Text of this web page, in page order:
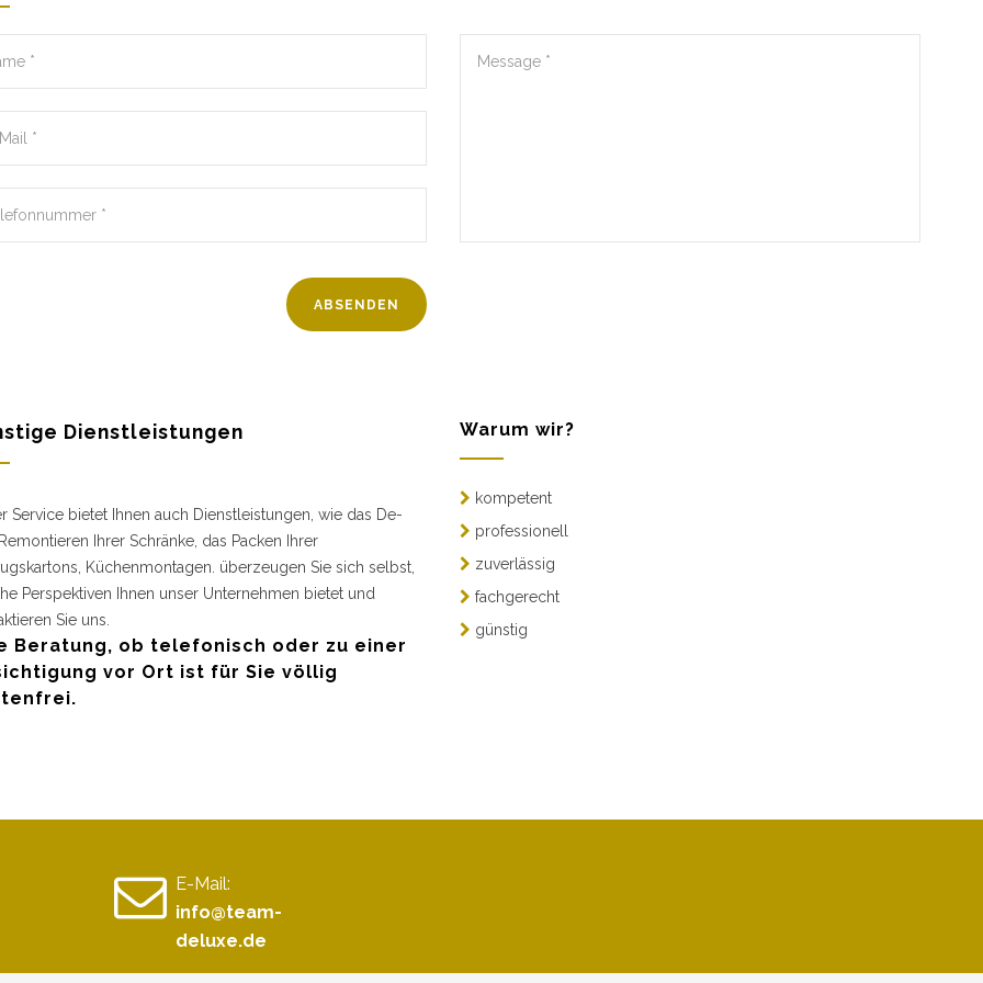
Dienstleistungen
Service bietet Ihnen auch Dienstleistungen, wie das De-
Ihrer Schränke, das Packen Ihrer
Küchenmontagen. überzeugen Sie sich selbst,
Perspektiven Ihnen unser Unternehmen bietet und
Sie uns.
Beratung, ob telefonisch oder zu einer
vor Ort ist für Sie völlig
Warum wir?
kompetent
professionell
zuverlässig
fachgerecht
günstig
E-Mail:
info@team-
deluxe.de